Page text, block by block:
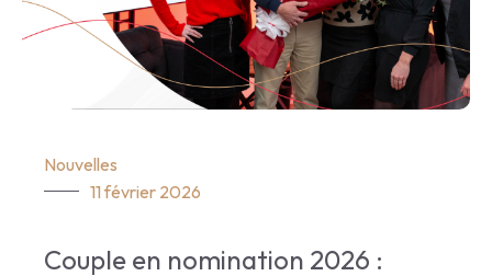
Nouvelles
11 février 2026
Couple en nomination 2026 :